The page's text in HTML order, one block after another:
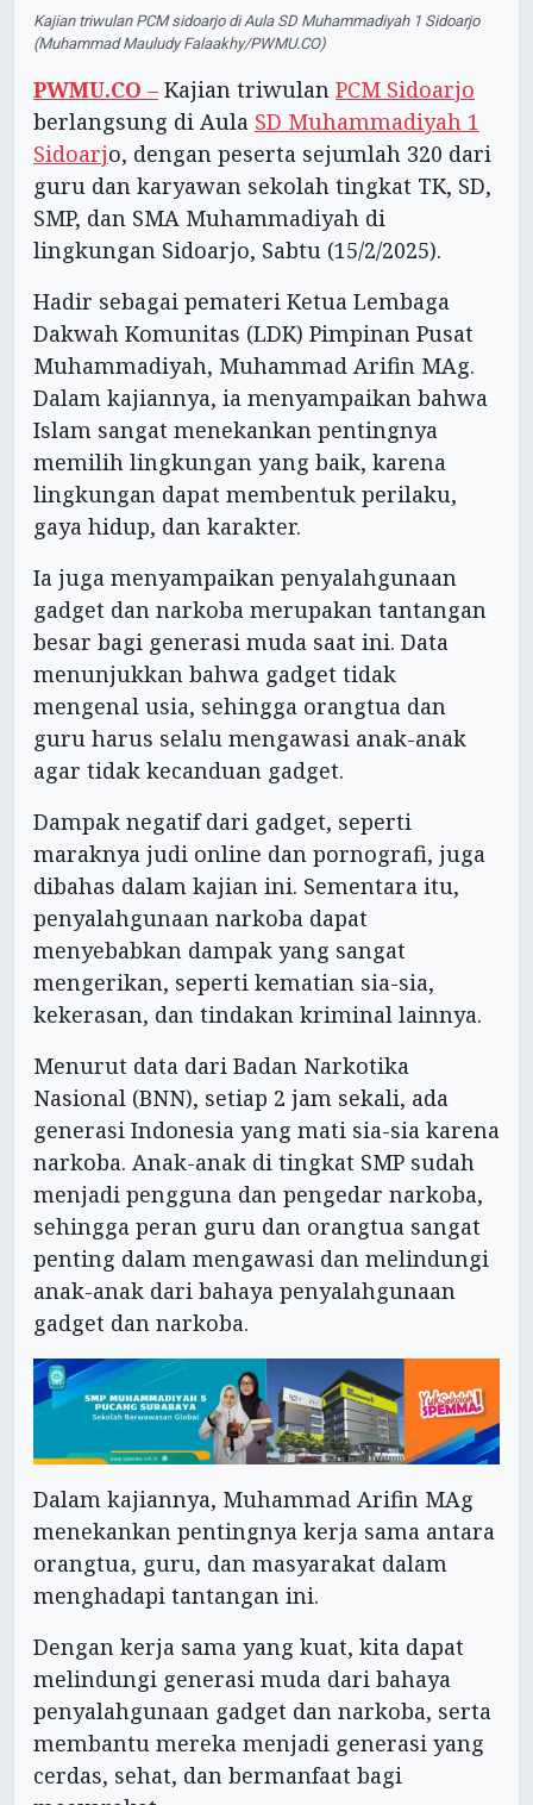
Kajian triwulan PCM sidoarjo di Aula SD Muhammadiyah 1 Sidoarjo
(Muhammad Mauludy Falaakhy/PWMU.CO)
PWMU.CO – Kajian triwulan PCM Sidoarjo
berlangsung di Aula SD Muhammadiyah 1
Sidoarjo, dengan peserta sejumlah 320 dari
guru dan karyawan sekolah tingkat TK, SD,
SMP, dan SMA Muhammadiyah di
lingkungan Sidoarjo, Sabtu (15/2/2025).
Hadir sebagai pemateri Ketua Lembaga
Dakwah Komunitas (LDK) Pimpinan Pusat
Muhammadiyah, Muhammad Arifin MAg.
Dalam kajiannya, ia menyampaikan bahwa
Islam sangat menekankan pentingnya
memilih lingkungan yang baik, karena
lingkungan dapat membentuk perilaku,
gaya hidup, dan karakter.
Ia juga menyampaikan penyalahgunaan
gadget dan narkoba merupakan tantangan
besar bagi generasi muda saat ini. Data
menunjukkan bahwa gadget tidak
mengenal usia, sehingga orangtua dan
guru harus selalu mengawasi anak-anak
agar tidak kecanduan gadget.
Dampak negatif dari gadget, seperti
maraknya judi online dan pornografi, juga
dibahas dalam kajian ini. Sementara itu,
penyalahgunaan narkoba dapat
menyebabkan dampak yang sangat
mengerikan, seperti kematian sia-sia,
kekerasan, dan tindakan kriminal lainnya.
Menurut data dari Badan Narkotika
Nasional (BNN), setiap 2 jam sekali, ada
generasi Indonesia yang mati sia-sia karena
narkoba. Anak-anak di tingkat SMP sudah
menjadi pengguna dan pengedar narkoba,
sehingga peran guru dan orangtua sangat
penting dalam mengawasi dan melindungi
anak-anak dari bahaya penyalahgunaan
gadget dan narkoba.
Dalam kajiannya, Muhammad Arifin MAg
menekankan pentingnya kerja sama antara
orangtua, guru, dan masyarakat dalam
menghadapi tantangan ini.
Dengan kerja sama yang kuat, kita dapat
melindungi generasi muda dari bahaya
penyalahgunaan gadget dan narkoba, serta
membantu mereka menjadi generasi yang
cerdas, sehat, dan bermanfaat bagi